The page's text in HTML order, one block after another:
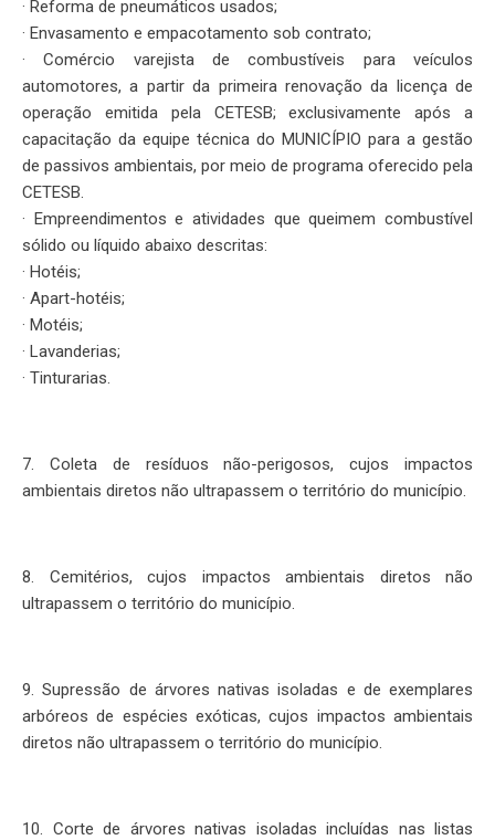
· Reforma de pneumáticos usados;
· Envasamento e empacotamento sob contrato;
· Comércio varejista de combustíveis para veículos
automotores, a partir da primeira renovação da licença de
operação emitida pela CETESB; exclusivamente após a
capacitação da equipe técnica do MUNICÍPIO para a gestão
de passivos ambientais, por meio de programa oferecido pela
CETESB.
· Empreendimentos e atividades que queimem combustível
sólido ou líquido abaixo descritas:
· Hotéis;
· Apart-hotéis;
· Motéis;
· Lavanderias;
· Tinturarias.
7. Coleta de resíduos não-perigosos, cujos impactos
ambientais diretos não ultrapassem o território do município.
8. Cemitérios, cujos impactos ambientais diretos não
ultrapassem o território do município.
9. Supressão de árvores nativas isoladas e de exemplares
arbóreos de espécies exóticas, cujos impactos ambientais
diretos não ultrapassem o território do município.
10. Corte de árvores nativas isoladas incluídas nas listas